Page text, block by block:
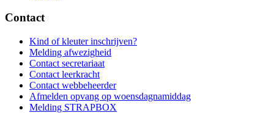
Contact
Kind of kleuter inschrijven?
Melding afwezigheid
Contact secretariaat
Contact leerkracht
Contact webbeheerder
Afmelden opvang op woensdagnamiddag
Melding STRAPBOX